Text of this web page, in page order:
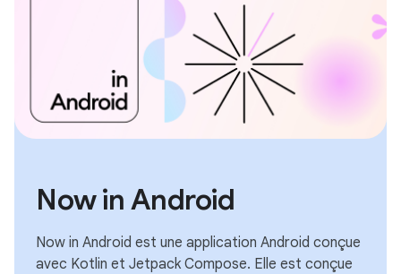
Now in Android
Now in Android est une application Android conçue
avec Kotlin et Jetpack Compose. Elle est conçue